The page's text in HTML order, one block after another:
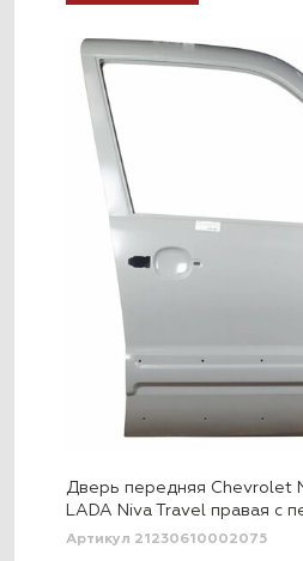
Дверь передняя Chevrolet
LADA Niva Travel правая с
Артикул 21230610002075